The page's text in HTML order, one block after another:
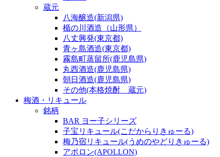
蔵元
八海醸造(新潟県)
楯の川酒造（山形県）
八丈興発(東京都)
青ヶ島酒造(東京都)
霧島町蒸留所(鹿児島県)
丸西酒造(鹿児島県)
朝日酒造(鹿児島県)
その他(本格焼酎 蔵元)
梅酒・リキュール
銘柄
BAR ヨー子シリーズ
子宝リキュール(こだからりきゅーる)
梅乃宿リキュール(うめのやどりきゅーる)
アポロン(APOLLON)